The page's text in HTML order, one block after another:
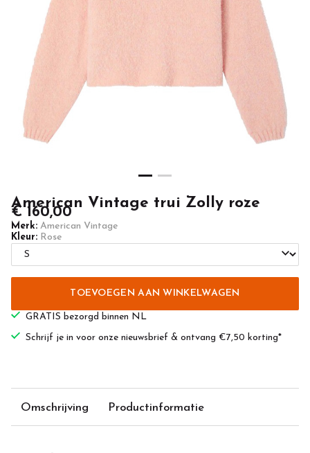
Newlands
Casuals
American Vintage trui Zolly roze
€ 160,00
Merk: American Vintage
Kleur: Rose
TOEVOEGEN AAN WINKELWAGEN
GRATIS bezorgd binnen NL
Schrijf je in voor onze nieuwsbrief & ontvang €7,50 korting*
Omschrijving Productinformatie